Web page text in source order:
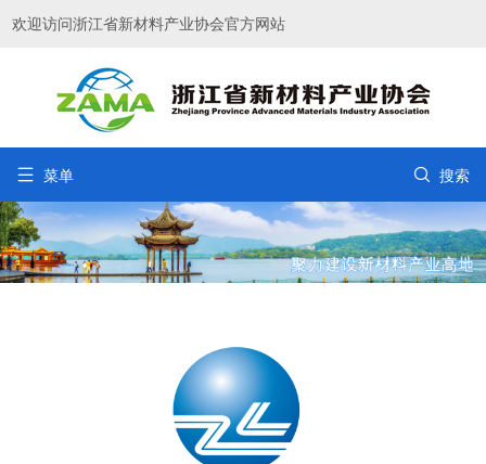
欢迎访问浙江省新材料产业协会官方网站
 菜单  搜索